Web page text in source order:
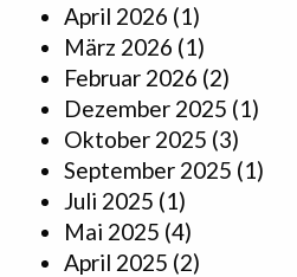
April 2026 (1)
März 2026 (1)
Februar 2026 (2)
Dezember 2025 (1)
Oktober 2025 (3)
September 2025 (1)
Juli 2025 (1)
Mai 2025 (4)
April 2025 (2)